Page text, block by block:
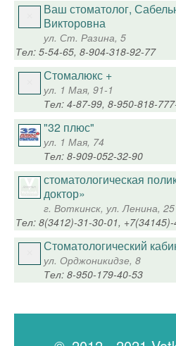
Ваш стоматолог,
Викторовна
ул. Ст. Разина, 5
Тел: 5-54-65, 8-904-318-92-77
Стомалюкс +
ул. 1 Мая, 91-1
Тел: 4-87-99, 8-950-818-
"32 плюс"
ул. 1 Мая, 74
Тел: 8-909-052-32-90
стоматологическая
доктор»
г. Воткинск, ул. Ленина, 25
Тел: 8(3412)-31-30-01,
Стоматологический
ул. Орджоникидзе, 8
Тел: 8-950-179-40-53